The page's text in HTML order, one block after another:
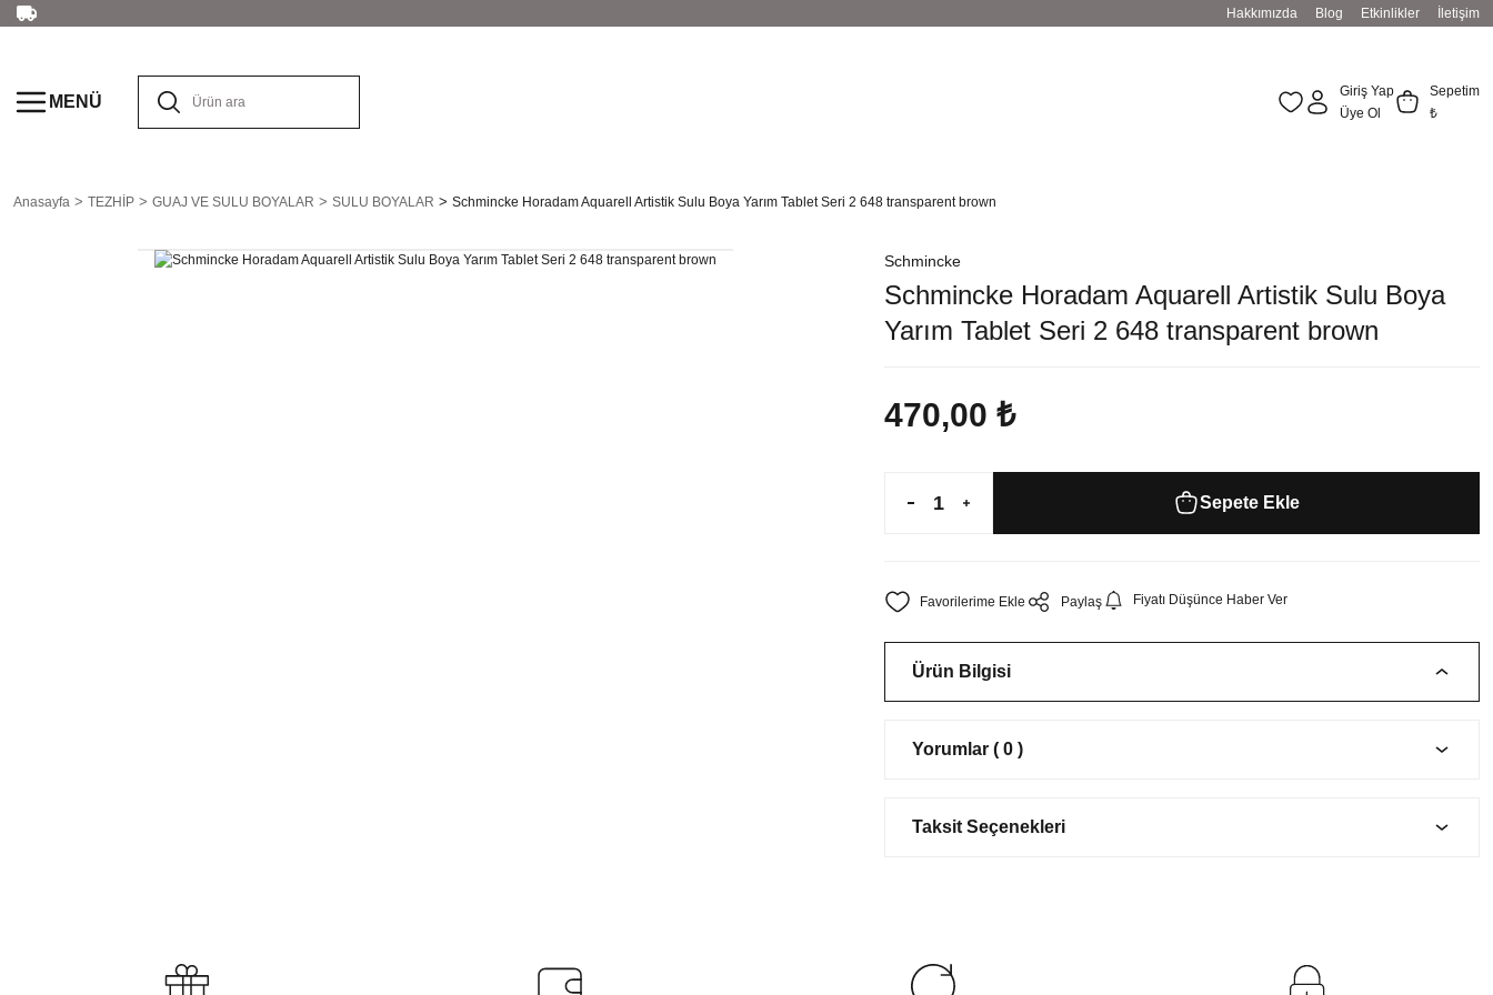
Hakkımızda Blog Etkinlikler İletişim
MENÜ
Giriş Yap
Üye Ol
Sepetim
₺
Anasayfa TEZHİP GUAJ VE SULU BOYALAR SULU BOYALAR Schmincke Horadam Aquarell Artistik Sulu Boya Yarım Tablet Seri 2 648 transparent brown
Schmincke
Schmincke Horadam Aquarell Artistik Sulu Boya
Yarım Tablet Seri 2 648 transparent brown
470,00 ₺
Sepete Ekle
Paylaş Fiyatı Düşünce Haber Ver
Ürün Bilgisi
Yorumlar ( 0 )
Taksit Seçenekleri